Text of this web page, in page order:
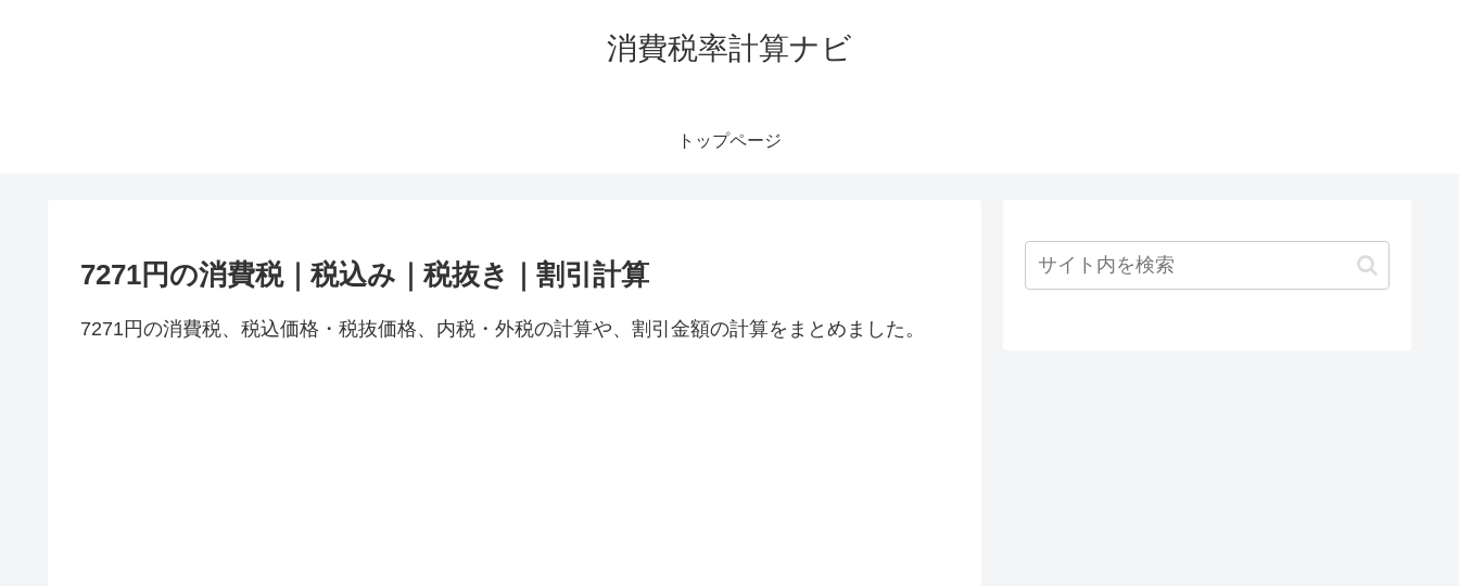
消費税率計算ナビ
トップページ
7271円の消費税｜税込み｜税抜き｜割引計算
7271円の消費税、税込価格・税抜価格、内税・外税の計算や、割引金額の計算をまとめました。